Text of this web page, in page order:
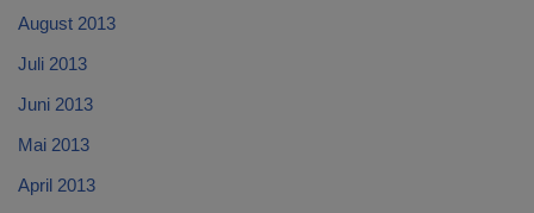
August 2013
Juli 2013
Juni 2013
Mai 2013
April 2013